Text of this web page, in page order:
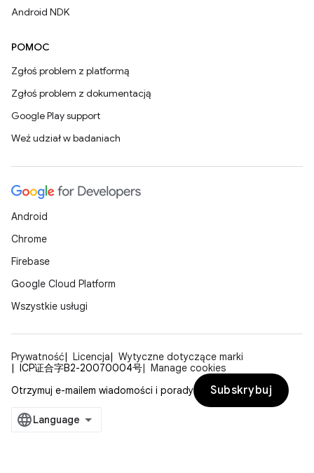
Android NDK
POMOC
Zgłoś problem z platformą
Zgłoś problem z dokumentacją
Google Play support
Weź udział w badaniach
Android
Chrome
Firebase
Google Cloud Platform
Wszystkie usługi
Prywatność Licencja
Wytyczne dotyczące marki
ICP证合字B2-20070004号
Manage cookies
Otrzymuj e-mailem wiadomości i porady
Subskrybuj